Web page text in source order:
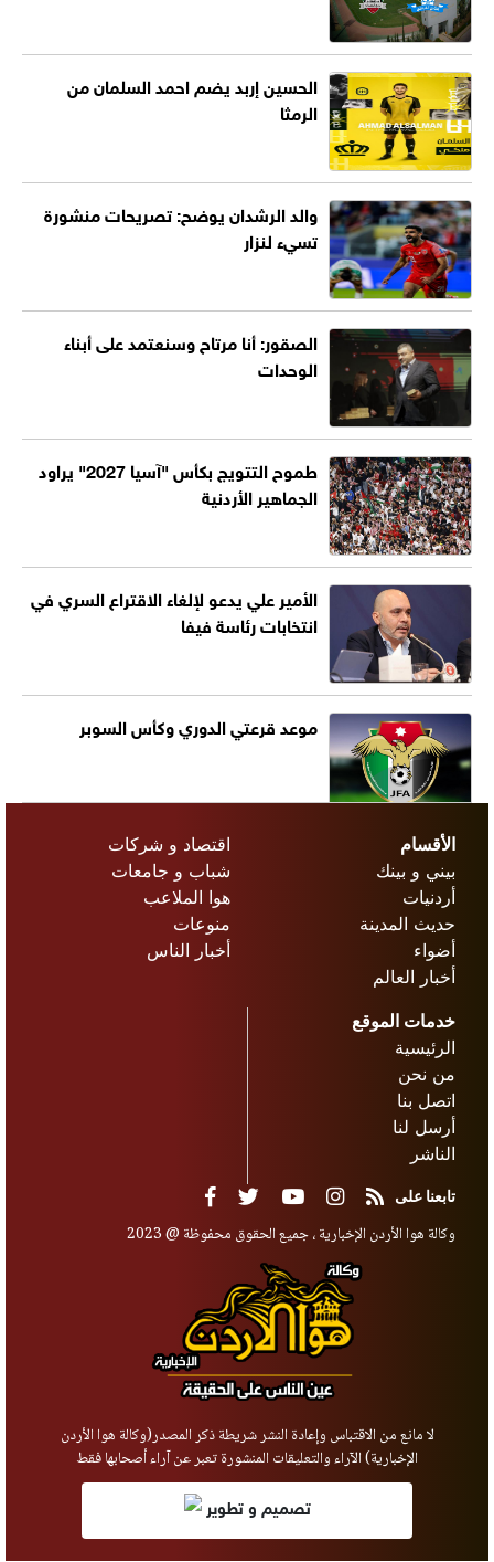
الحسين إربد يضم احمد السلمان من
الرمثا
والد الرشدان يوضح: تصريحات منشورة
تسيء لنزار
الصقور: أنا مرتاح وسنعتمد على أبناء
الوحدات
طموح التتويج بكأس "آسيا 2027" يراود
الجماهير الأردنية
الأمير علي يدعو لإلغاء الاقتراع السري في
انتخابات رئاسة فيفا
موعد قرعتي الدوري وكأس السوبر
الأقسام
بيني و بينك
أردنيات
حديث المدينة
أضواء
أخبار العالم
اقتصاد و شركات
شباب و جامعات
هوا الملاعب
منوعات
أخبار الناس
خدمات الموقع
الرئيسية
من نحن
اتصل بنا
أرسل لنا
الناشر
تابعنا على
وكالة هوا الأردن الإخبارية ، جميع الحقوق محفوظة @ 2023
لا مانع من الاقتباس وإعادة النشر شريطة ذكر المصدر(وكالة هوا الأردن
الإخبارية) الآراء والتعليقات المنشورة تعبر عن آراء أصحابها فقط
تصميم و تطوير